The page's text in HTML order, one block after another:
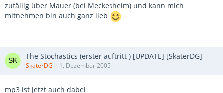
zufällig über Mauer (bei Meckesheim) und kann mich
mitnehmen bin auch ganz lieb
The Stochastics (erster auftritt ) [UPDATE] [SkaterDG]
SkaterDG 1. Dezember 2005
mp3 ist jetzt auch dabei